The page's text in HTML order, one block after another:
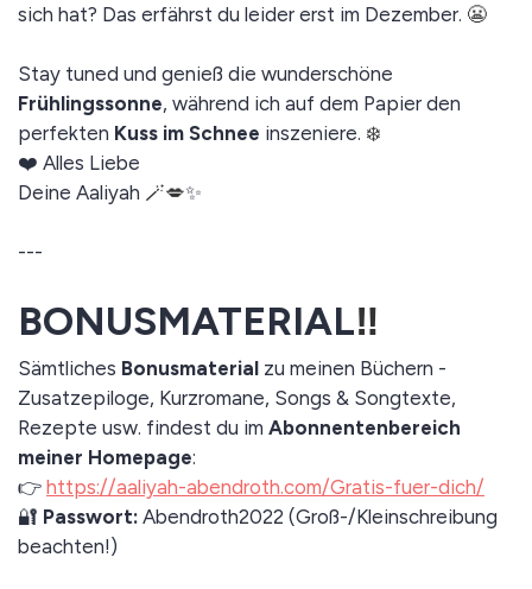
sich hat? Das erfährst du leider erst im Dezember. 😬
Stay tuned und genieß die wunderschöne
Frühlingssonne, während ich auf dem Papier den
perfekten Kuss im Schnee inszeniere. ❄️
❤️ Alles Liebe
Deine Aaliyah 🪄💋✨
---
BONUSMATERIAL‼️
Sämtliches Bonusmaterial zu meinen Büchern -
Zusatzepiloge, Kurzromane, Songs & Songtexte,
Rezepte usw. findest du im Abonnentenbereich
meiner Homepage:
👉 https://aaliyah-abendroth.com/Gratis-fuer-dich/
🔐 Passwort: Abendroth2022 (Groß-/Kleinschreibung
beachten!)